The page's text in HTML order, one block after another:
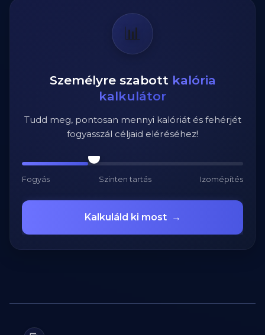
📊
Személyre szabott kalória
kalkulátor
Tudd meg, pontosan mennyi kalóriát és fehérjét
fogyasszál céljaid eléréséhez!
Fogyás Szinten tartás Izomépítés
Kalkuláld ki most →